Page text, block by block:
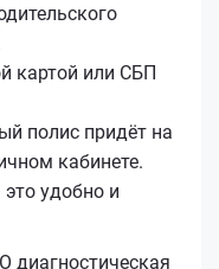
картой или СБП
полис придёт на
кабинете.
удобно и